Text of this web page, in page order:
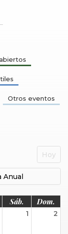
Otros eventos
Hoy
Anual
Sáb. Dom.
1 2